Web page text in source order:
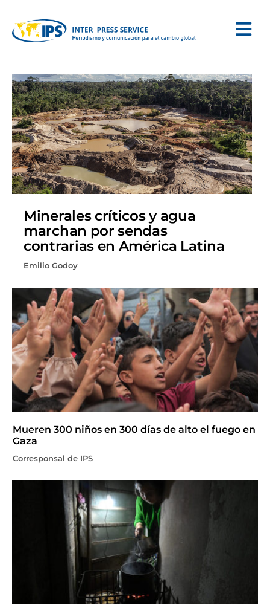
Minerales críticos y agua
marchan por sendas
contrarias en América Latina
Emilio Godoy
Mueren 300 niños en 300 días de alto el fuego en
Gaza
Corresponsal de IPS